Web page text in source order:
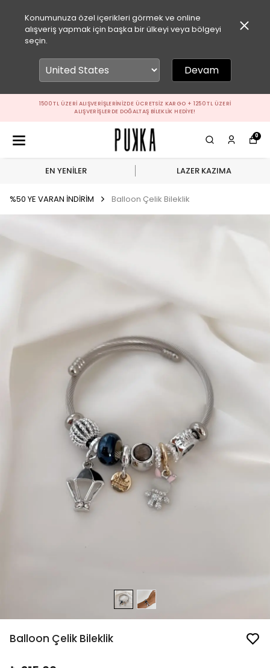
Konumunuza özel içerikleri görmek ve online
alışveriş yapmak için başka bir ülkeyi veya bölgeyi
seçin.
Devam
1500 TL ÜZERI ALIŞVERIŞLERINIZDE ÜCRETSIZ KARGO + 1250 TL ÜZERI
ALIŞVERIŞLERDE DOĞALTAŞ BILEKLIK HEDIYE!
0
EN YENİLER LAZER KAZIMA
%50 YE VARAN İNDİRİM Balloon Çelik Bileklik
Balloon Çelik Bileklik